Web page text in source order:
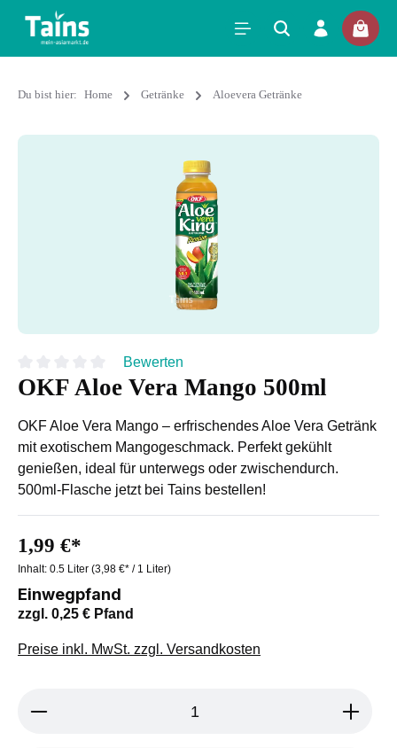
Du bist hier: Home Getränke Aloevera Getränke
Durchschnittliche Bewertung von 0 von 5 Sternen
Bewerten
OKF Aloe Vera Mango 500ml
OKF Aloe Vera Mango – erfrischendes Aloe Vera Getränk
mit exotischem Mangogeschmack. Perfekt gekühlt
genießen, ideal für unterwegs oder zwischendurch.
500ml-Flasche jetzt bei Tains bestellen!
1,99 €*
Inhalt: 0.5 Liter (3,98 €* / 1 Liter)
Einwegpfand
zzgl. 0,25 € Pfand
Preise inkl. MwSt. zzgl. Versandkosten
Produkt Anzahl: Gib den